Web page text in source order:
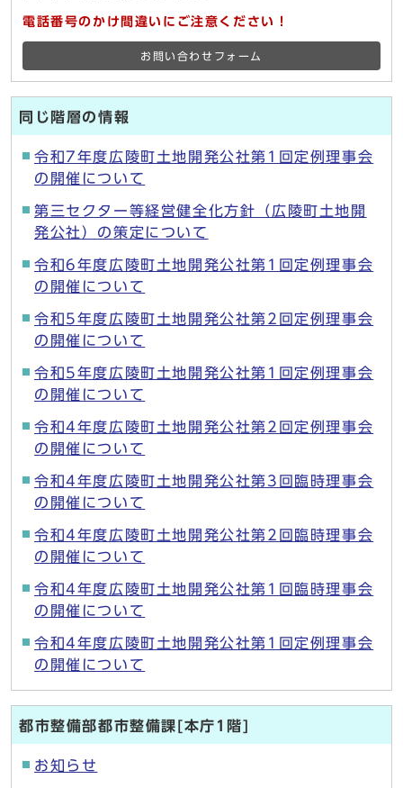
電話番号のかけ間違いにご注意ください！
お問い合わせフォーム
同じ階層の情報
令和7年度広陵町土地開発公社第1回定例理事会
の開催について
第三セクター等経営健全化方針（広陵町土地開
発公社）の策定について
令和6年度広陵町土地開発公社第1回定例理事会
の開催について
令和5年度広陵町土地開発公社第2回定例理事会
の開催について
令和5年度広陵町土地開発公社第1回定例理事会
の開催について
令和4年度広陵町土地開発公社第2回定例理事会
の開催について
令和4年度広陵町土地開発公社第3回臨時理事会
の開催について
令和4年度広陵町土地開発公社第2回臨時理事会
の開催について
令和4年度広陵町土地開発公社第1回臨時理事会
の開催について
令和4年度広陵町土地開発公社第1回定例理事会
の開催について
都市整備部都市整備課[本庁1階]
お知らせ